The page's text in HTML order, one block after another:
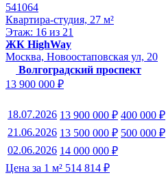
541064
Квартира-студия, 27 м²
Этаж: 16 из 21
ЖК HighWay
Москва, Новоостаповская ул, 20
Волгоградский проспект
13 900 000 ₽
18.07.2026 13 900 000 ₽ 400 000 ₽
21.06.2026 13 500 000 ₽ 500 000 ₽
02.06.2026 14 000 000 ₽
Цена за 1 м² 514 814 ₽